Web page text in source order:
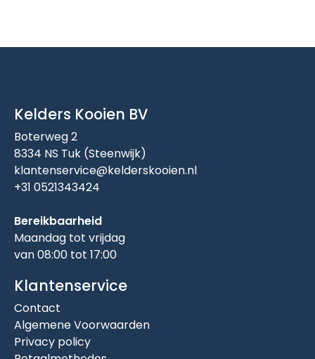
Kelders Kooien BV
Boterweg 2
8334 NS Tuk (Steenwijk)
klantenservice@kelderskooien.nl
+31 0521343424
Bereikbaarheid
Maandag tot vrijdag
van 08:00 tot 17:00
Klantenservice
Contact
Algemene Voorwaarden
Privacy policy